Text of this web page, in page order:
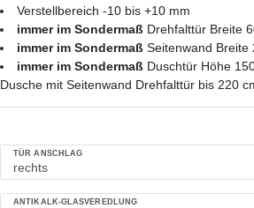
Verstellbereich -10 bis +10 mm
immer im Sondermaß Drehfalttür Breite
immer im Sondermaß Seitenwand Breite
immer im Sondermaß Duschtür Höhe
Dusche mit Seitenwand Drehfalttür bis 220
TÜR ANSCHLAG
ANTIKALK-GLASVEREDLUNG